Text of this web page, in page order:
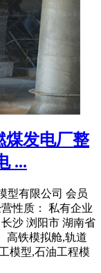
发电厂整
...
型有限公司 会员
性质： 私有企业
沙 浏阳市 湖南省
高铁模拟舱,轨道
模型,石油工程模